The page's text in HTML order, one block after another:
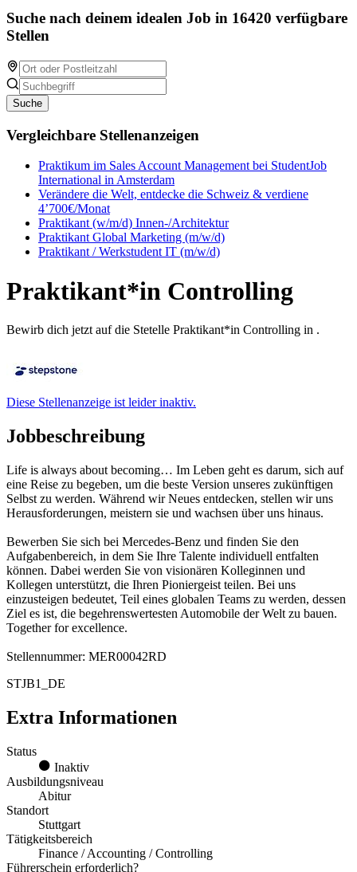
Suche nach deinem idealen Job in 16420 verfügbare
Stellen
Suche
Vergleichbare Stellenanzeigen
Praktikum im Sales Account Management bei StudentJob
International in Amsterdam
Verändere die Welt, entdecke die Schweiz & verdiene
4’700€/Monat
Praktikant (w/m/d) Innen-/Architektur
Praktikant Global Marketing (m/w/d)
Praktikant / Werkstudent IT (m/w/d)
Praktikant*in Controlling
Bewirb dich jetzt auf die Stetelle Praktikant*in Controlling in .
Diese Stellenanzeige ist leider inaktiv.
Jobbeschreibung
Life is always about becoming… Im Leben geht es darum, sich auf
eine Reise zu begeben, um die beste Version unseres zukünftigen
Selbst zu werden. Während wir Neues entdecken, stellen wir uns
Herausforderungen, meistern sie und wachsen über uns hinaus.
Bewerben Sie sich bei Mercedes-Benz und finden Sie den
Aufgabenbereich, in dem Sie Ihre Talente individuell entfalten
können. Dabei werden Sie von visionären Kolleginnen und
Kollegen unterstützt, die Ihren Pioniergeist teilen. Bei uns
einzusteigen bedeutet, Teil eines globalen Teams zu werden, dessen
Ziel es ist, die begehrenswertesten Automobile der Welt zu bauen.
Together for excellence.
Stellennummer: MER00042RD
STJB1_DE
Extra Informationen
Status
Inaktiv
Ausbildungsniveau
Abitur
Standort
Stuttgart
Tätigkeitsbereich
Finance / Accounting / Controlling
Führerschein erforderlich?